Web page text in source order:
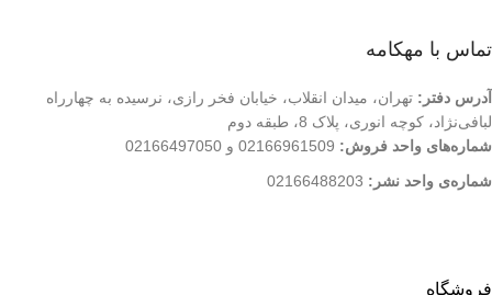
تماس با مهکامه
آدرس دفتر: تهران، میدان انقلاب، خیابان فخر رازی، نرسیده به چهارراه
لبافی‌نژاد، کوچه انوری، پلاک 8، طبقه دوم
شماره‌های واحد فروش: 02166961509 و 02166497050
شماره‌‌ی واحد نشر:
فروشگاه